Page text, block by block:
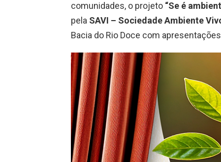
comunidades, o projeto “Se é
pela SAVI – Sociedade Ambiente
Bacia do Rio Doce com